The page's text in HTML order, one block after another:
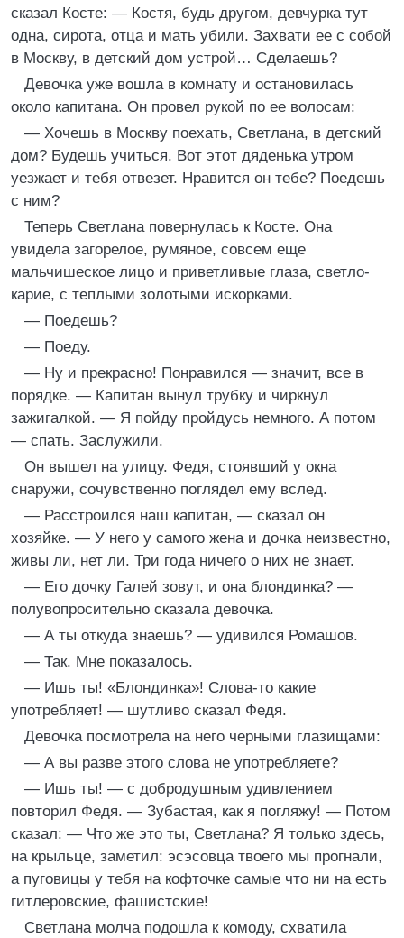
сказал Косте: — Костя, будь другом, девчурка тут
одна, сирота, отца и мать убили. Захвати ее с собой
в Москву, в детский дом устрой… Сделаешь?
Девочка уже вошла в комнату и остановилась
около капитана. Он провел рукой по ее волосам:
— Хочешь в Москву поехать, Светлана, в детский
дом? Будешь учиться. Вот этот дяденька утром
уезжает и тебя отвезет. Нравится он тебе? Поедешь
с ним?
Теперь Светлана повернулась к Косте. Она
увидела загорелое, румяное, совсем еще
мальчишеское лицо и приветливые глаза, светло-
карие, с теплыми золотыми искорками.
— Поедешь?
— Поеду.
— Ну и прекрасно! Понравился — значит, все в
порядке. — Капитан вынул трубку и чиркнул
зажигалкой. — Я пойду пройдусь немного. А потом
— спать. Заслужили.
Он вышел на улицу. Федя, стоявший у окна
снаружи, сочувственно поглядел ему вслед.
— Расстроился наш капитан, — сказал он
хозяйке. — У него у самого жена и дочка неизвестно,
живы ли, нет ли. Три года ничего о них не знает.
— Его дочку Галей зовут, и она блондинка? —
полувопросительно сказала девочка.
— А ты откуда знаешь? — удивился Ромашов.
— Так. Мне показалось.
— Ишь ты! «Блондинка»! Слова-то какие
употребляет! — шутливо сказал Федя.
Девочка посмотрела на него черными глазищами:
— А вы разве этого слова не употребляете?
— Ишь ты! — с добродушным удивлением
повторил Федя. — Зубастая, как я погляжу! — Потом
сказал: — Что же это ты, Светлана? Я только здесь,
на крыльце, заметил: эсэсовца твоего мы прогнали,
а пуговицы у тебя на кофточке самые что ни на есть
гитлеровские, фашистские!
Светлана молча подошла к комоду, схватила